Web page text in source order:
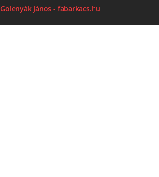
Golenyák János - fabarkacs.hu